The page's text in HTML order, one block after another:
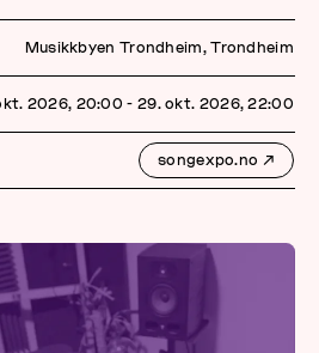
Musikkbyen Trondheim, Trondheim
2026, 20:00 - 29. okt. 2026, 22:00
songexpo.no ↗